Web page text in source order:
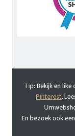
Tip: Bekijk en like
Pinterest.
En bezoek ook